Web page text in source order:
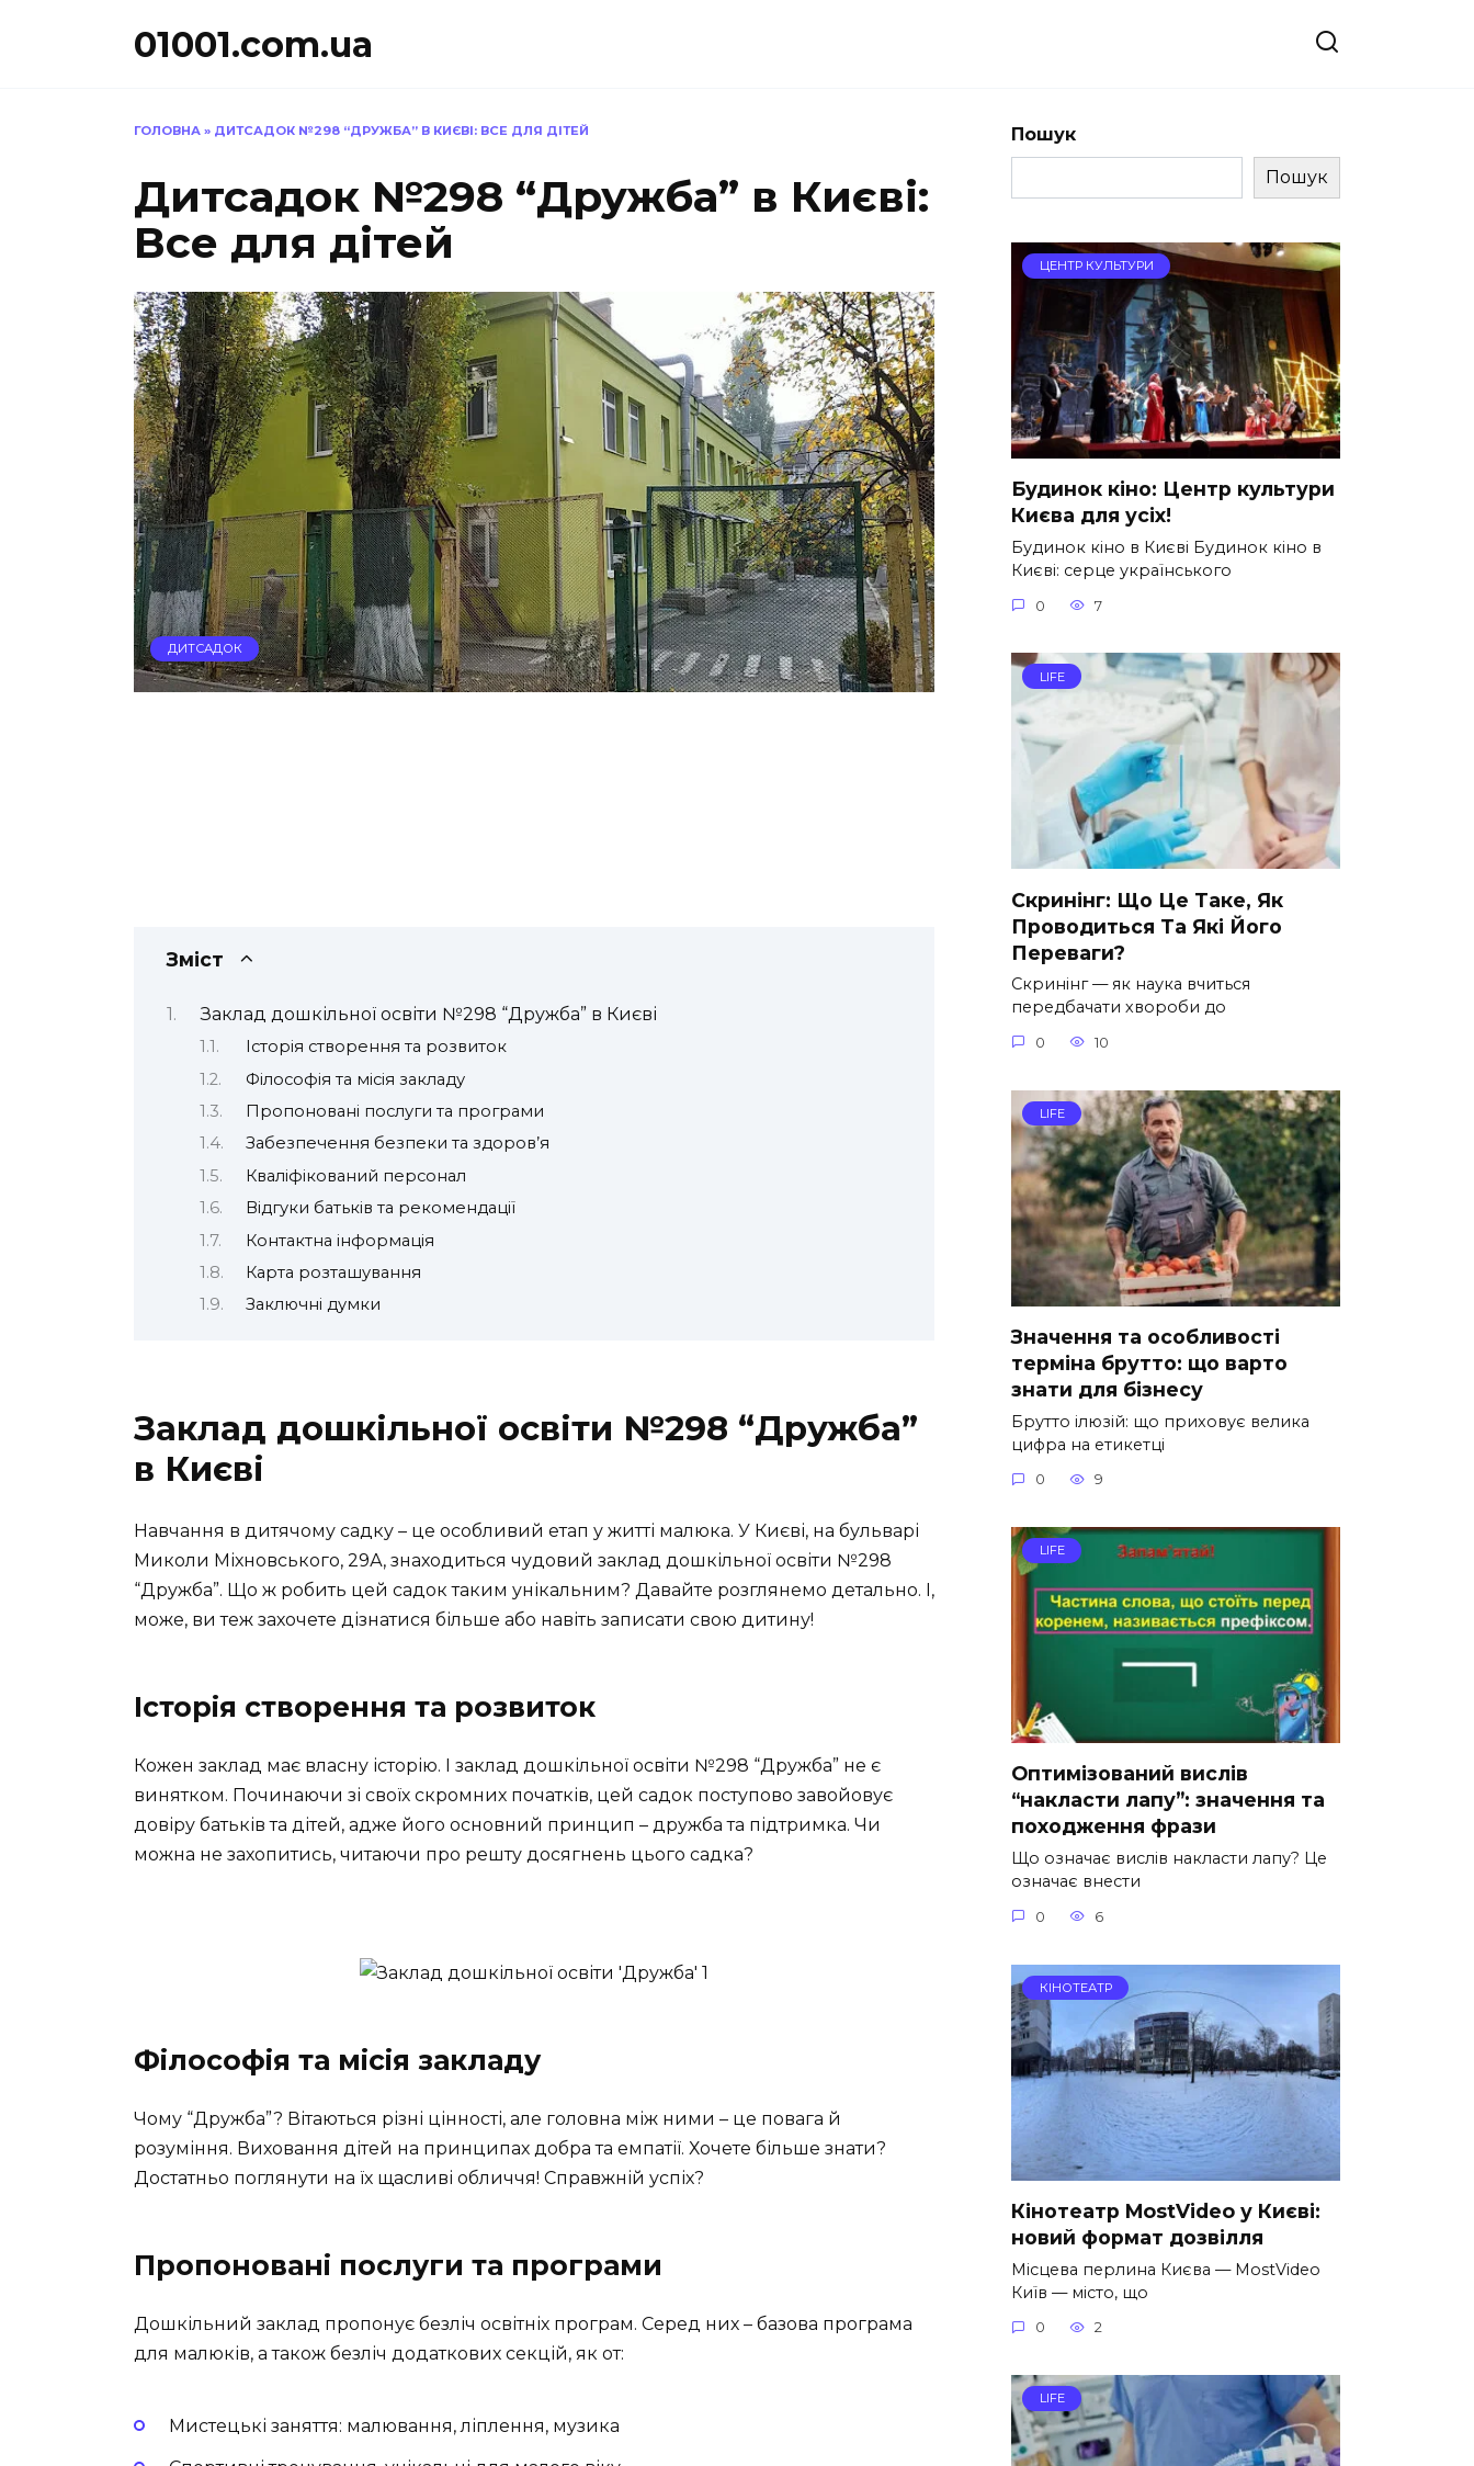
01001.com.ua
ГОЛОВНА » ДИТСАДОК №298 “ДРУЖБА” В КИЄВІ: ВСЕ ДЛЯ ДІТЕЙ
Дитсадок №298 “Дружба” в Києві:
Все для дітей
ДИТСАДОК
Зміст
Заклад дошкільної освіти №298 “Дружба” в Києві
Історія створення та розвиток
Філософія та місія закладу
Пропоновані послуги та програми
Забезпечення безпеки та здоров’я
Кваліфікований персонал
Відгуки батьків та рекомендації
Контактна інформація
Карта розташування
Заключні думки
Заклад дошкільної освіти №298 “Дружба”
в Києві
Навчання в дитячому садку – це особливий етап у житті малюка. У Києві, на бульварі
Миколи Міхновського, 29А, знаходиться чудовий заклад дошкільної освіти №298
“Дружба”. Що ж робить цей садок таким унікальним? Давайте розглянемо детально. І,
може, ви теж захочете дізнатися більше або навіть записати свою дитину!
Історія створення та розвиток
Кожен заклад має власну історію. І заклад дошкільної освіти №298 “Дружба” не є
винятком. Починаючи зі своїх скромних початків, цей садок поступово завойовує
довіру батьків та дітей, адже його основний принцип – дружба та підтримка. Чи
можна не захопитись, читаючи про решту досягнень цього садка?
Філософія та місія закладу
Чому “Дружба”? Вітаються різні цінності, але головна між ними – це повага й
розуміння. Виховання дітей на принципах добра та емпатії. Хочете більше знати?
Достатньо поглянути на їх щасливі обличчя! Справжній успіх?
Пропоновані послуги та програми
Дошкільний заклад пропонує безліч освітніх програм. Серед них – базова програма
для малюків, а також безліч додаткових секцій, як от:
Мистецькі заняття: малювання, ліплення, музика
Пошук
Пошук
ЦЕНТР КУЛЬТУРИ
Будинок кіно: Центр культури
Києва для усіх!
Будинок кіно в Києві Будинок кіно в
Києві: серце українського
0 7
LIFE
Скринінг: Що Це Таке, Як
Проводиться Та Які Його
Переваги?
Скринінг — як наука вчиться
передбачати хвороби до
0 10
LIFE
Значення та особливості
терміна брутто: що варто
знати для бізнесу
Брутто ілюзій: що приховує велика
цифра на етикетці
0 9
LIFE
Оптимізований вислів
“накласти лапу”: значення та
походження фрази
Що означає вислів накласти лапу? Це
означає внести
0 6
КІНОТЕАТР
Кінотеатр MostVideo у Києві:
новий формат дозвілля
Місцева перлина Києва — MostVideo
Київ — місто, що
0 2
LIFE